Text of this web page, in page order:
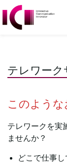
テレワーク
このよう
テレワークを実
ませんか？
どこで仕事